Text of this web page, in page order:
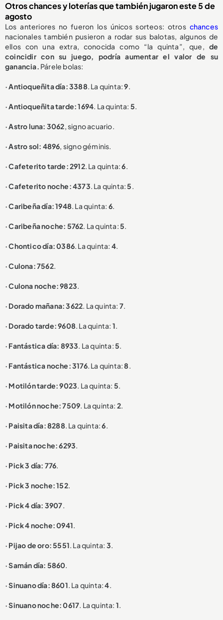
Otros chances y loterías que también jugaron este 5 de
agosto
Los anteriores no fueron los únicos sorteos: otros chances
nacionales también pusieron a rodar sus balotas, algunos de
ellos con una extra, conocida como “la quinta”, que, de
coincidir con su juego, podría aumentar el valor de su
ganancia. Párele bolas:
· Antioqueñita día: 3388. La quinta:9.
· Antioqueñita tarde: 1694. La quinta: 5.
· Astro luna: 3062, signo acuario.
· Astro sol: 4896, signo géminis.
· Cafeterito tarde: 2912. La quinta:6.
· Cafeterito noche: 4373. La quinta:5.
· Caribeña día: 1948. La quinta: 6.
· Caribeña noche: 5762. La quinta:5.
· Chontico día: 0386. La quinta: 4.
· Culona: 7562.
· Culona noche: 9823.
· Dorado mañana: 3622. La quinta: 7.
· Dorado tarde: 9608. La quinta: 1.
· Fantástica día: 8933. La quinta:5.
· Fantástica noche: 3176. La quinta:8.
· Motilón tarde: 9023. La quinta: 5.
· Motilón noche: 7509. La quinta: 2.
· Paisita día: 8288. La quinta:6.
· Paisita noche: 6293.
· Pick 3 día: 776.
· Pick 3 noche: 152.
· Pick 4 día: 3907.
· Pick 4 noche: 0941.
· Pijao de oro: 5551. La quinta: 3.
· Samán día: 5860.
· Sinuano día: 8601. La quinta:4.
· Sinuano noche: 0617. La quinta: 1.